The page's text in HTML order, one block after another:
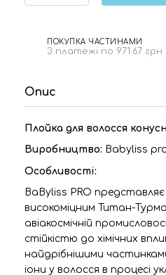
ПОКУПКА ЧАСТИНАМИ
3 платежі по 971.67 грн
Опис
Плойка для волосся
Виробництво: Babyliss
Особливості:
BaByliss PRO представляє
високоміцним Титан-
авіакосмічній
стійкістю до хімічних
найдрібнішими
іони у волосся в процесі